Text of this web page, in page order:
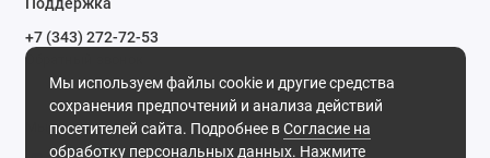
Мы используем файлы cookie и другие средства
сохранения предпочтений и анализа действий
посетителей сайта. Подробнее вСогласие на
обработку персональных данных. Нажмите
+7 (343) 272-72-53
Обратный звонок
620030, г. Екатеринбург, ул. Карьерная, д. 14, оф. 14.
Мы в сети